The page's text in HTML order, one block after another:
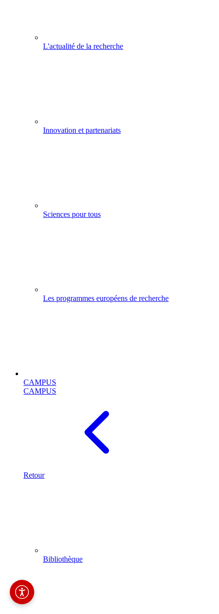
L'actualité de la recherche
Innovation et partenariats
Sciences pour tous
Les programmes européens de recherche
CAMPUS
CAMPUS
Retour
Bibliothèque